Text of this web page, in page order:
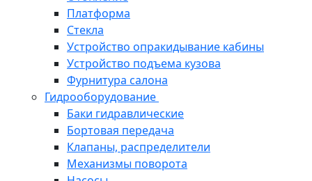
Платформа
Стекла
Устройство опракидывание кабины
Устройство подъема кузова
Фурнитура салона
Гидрооборудование
Баки гидравлические
Бортовая передача
Клапаны, распределители
Механизмы поворота